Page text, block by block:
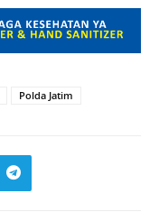
Polda Jatim